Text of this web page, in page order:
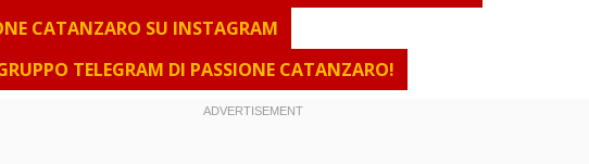
CATANZARO SU INSTAGRAM
TELEGRAM DI PASSIONE CATANZARO!